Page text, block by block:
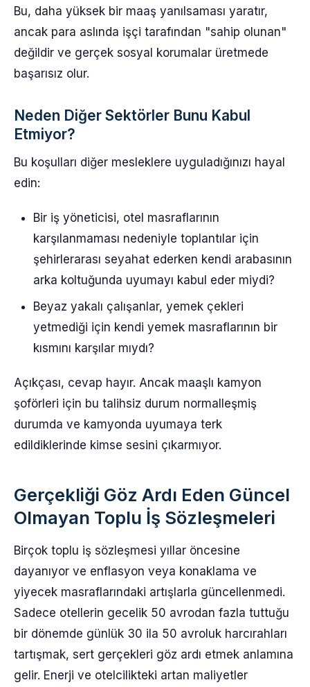
Bu, daha yüksek bir maaş yanılsaması yaratır,
ancak para aslında işçi tarafından "sahip olunan"
değildir ve gerçek sosyal korumalar üretmede
başarısız olur.
Neden Diğer Sektörler Bunu Kabul
Etmiyor?
Bu koşulları diğer mesleklere uyguladığınızı hayal
edin:
Bir iş yöneticisi, otel masraflarının
karşılanmaması nedeniyle toplantılar için
şehirlerarası seyahat ederken kendi arabasının
arka koltuğunda uyumayı kabul eder miydi?
Beyaz yakalı çalışanlar, yemek çekleri
yetmediği için kendi yemek masraflarının bir
kısmını karşılar mıydı?
Açıkçası, cevap hayır. Ancak maaşlı kamyon
şoförleri için bu talihsiz durum normalleşmiş
durumda ve kamyonda uyumaya terk
edildiklerinde kimse sesini çıkarmıyor.
Gerçekliği Göz Ardı Eden Güncel
Olmayan Toplu İş Sözleşmeleri
Birçok toplu iş sözleşmesi yıllar öncesine
dayanıyor ve enflasyon veya konaklama ve
yiyecek masraflarındaki artışlarla güncellenmedi.
Sadece otellerin gecelik 50 avrodan fazla tuttuğu
bir dönemde günlük 30 ila 50 avroluk harcırahları
tartışmak, sert gerçekleri göz ardı etmek anlamına
gelir. Enerji ve otelcilikteki artan maliyetler